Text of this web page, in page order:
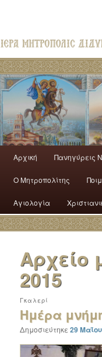
Αρχική Πανηγύρεις
Ο Mητροπολίτης
Αγιολογία
Αρχείο
2015
Ημέρα
Γκαλερί
Δημοσιεύτηκε29